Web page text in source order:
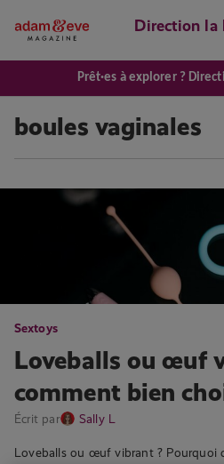
Direction la
Prêt·es à explorer ?
boules vaginales
Sextoys
Loveballs ou œuf
comment bien
Écrit par Sally L
Loveballs ou œuf vibrant ? Pourquoi